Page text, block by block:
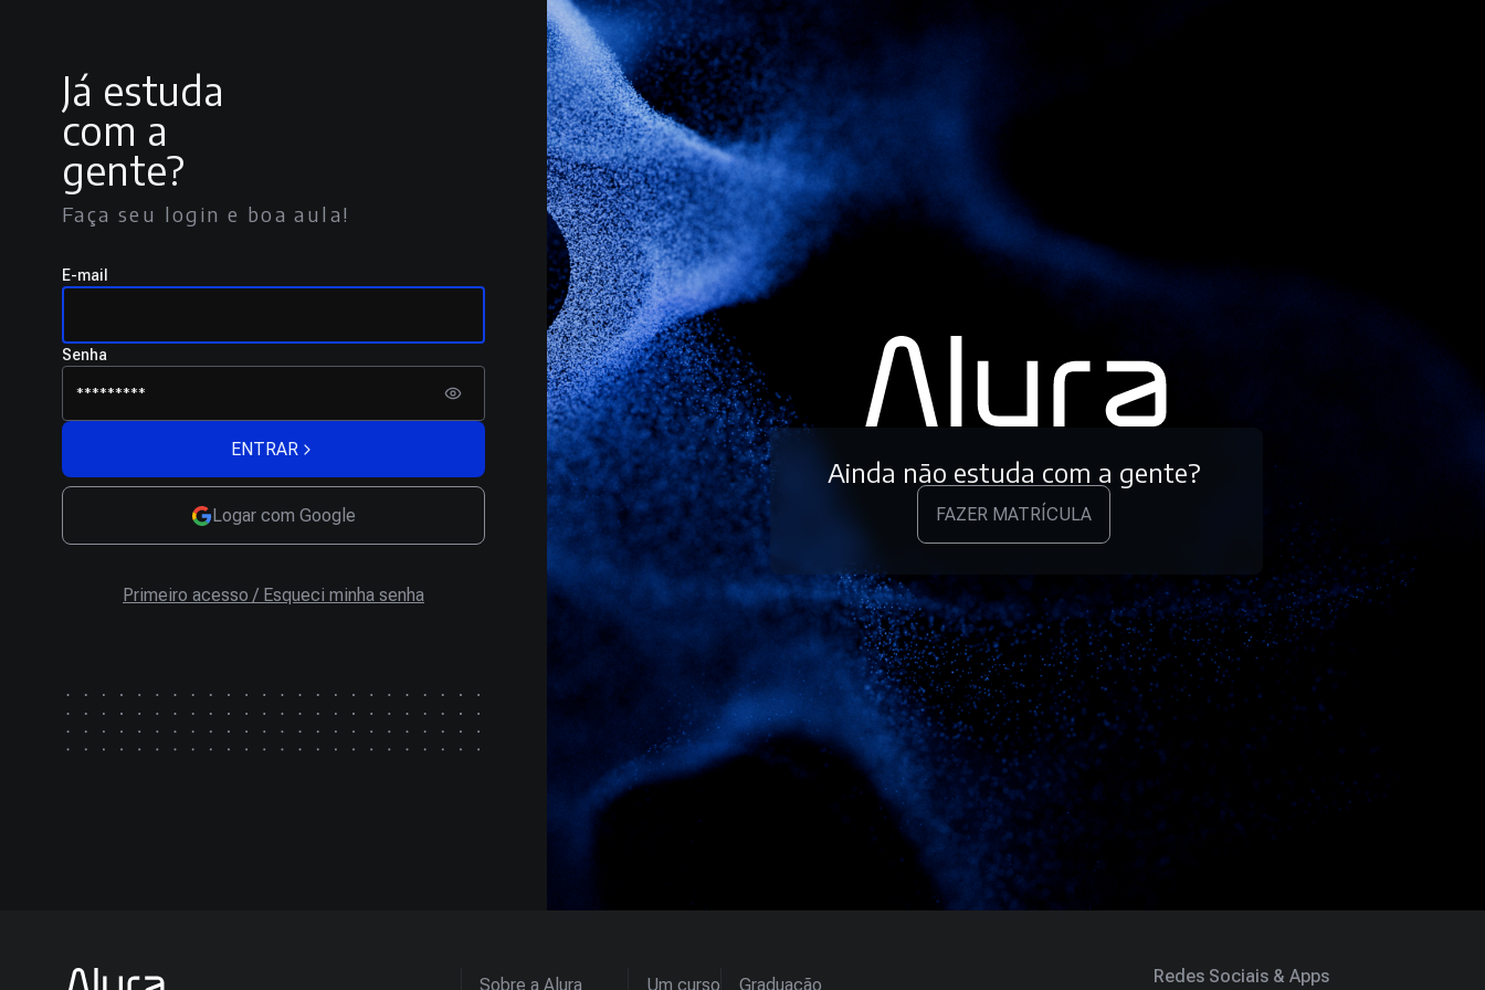
Já estuda
com a
gente?
Faça seu login e boa aula!
E-mail
Senha
ENTRAR
Logar com Google
Primeiro acesso / Esqueci minha senha
Ainda não estuda com a gente?
FAZER MATRÍCULA
Sobre a Alura Um curso Graduação Redes Sociais & Apps